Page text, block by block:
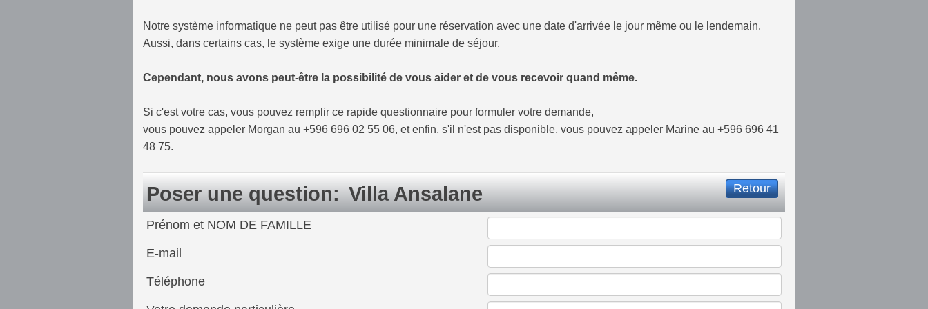
Notre système informatique ne peut pas être utilisé pour une réservation avec une date d'arrivée le jour même ou le lendemain.
Aussi, dans certains cas, le système exige une durée minimale de séjour.
Cependant, nous avons peut-être la possibilité de vous aider et de vous recevoir quand même.
Si c'est votre cas, vous pouvez remplir ce rapide questionnaire pour formuler votre demande,
vous pouvez appeler Morgan au +596 696 02 55 06, et enfin, s'il n'est pas disponible, vous pouvez appeler Marine au +596 696 41
48 75.
Retour
Poser une question:Villa Ansalane
Prénom et NOM DE FAMILLE
E-mail
Téléphone